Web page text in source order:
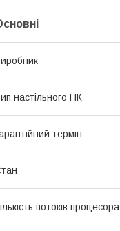
настільного ПК
термін
потоків процесора